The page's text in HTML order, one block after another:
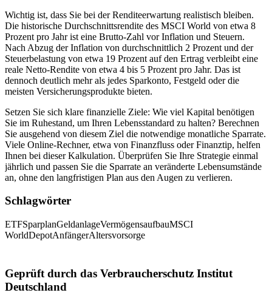
Wichtig ist, dass Sie bei der Renditeerwartung realistisch bleiben.
Die historische Durchschnittsrendite des MSCI World von etwa 8
Prozent pro Jahr ist eine Brutto-Zahl vor Inflation und Steuern.
Nach Abzug der Inflation von durchschnittlich 2 Prozent und der
Steuerbelastung von etwa 19 Prozent auf den Ertrag verbleibt eine
reale Netto-Rendite von etwa 4 bis 5 Prozent pro Jahr. Das ist
dennoch deutlich mehr als jedes Sparkonto, Festgeld oder die
meisten Versicherungsprodukte bieten.
Setzen Sie sich klare finanzielle Ziele: Wie viel Kapital benötigen
Sie im Ruhestand, um Ihren Lebensstandard zu halten? Berechnen
Sie ausgehend von diesem Ziel die notwendige monatliche Sparrate.
Viele Online-Rechner, etwa von Finanzfluss oder Finanztip, helfen
Ihnen bei dieser Kalkulation. Überprüfen Sie Ihre Strategie einmal
jährlich und passen Sie die Sparrate an veränderte Lebensumstände
an, ohne den langfristigen Plan aus den Augen zu verlieren.
Schlagwörter
ETFSparplanGeldanlageVermögensaufbauMSCI
WorldDepotAnfängerAltersvorsorge
Geprüft durch das Verbraucherschutz Institut
Deutschland